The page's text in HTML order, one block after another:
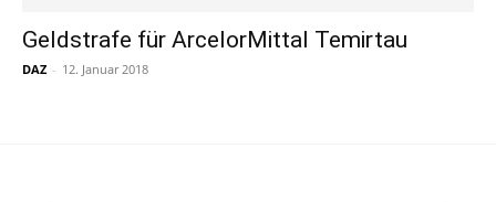
Geldstrafe für ArcelorMittal Temirtau
DAZ - 12. Januar 2018